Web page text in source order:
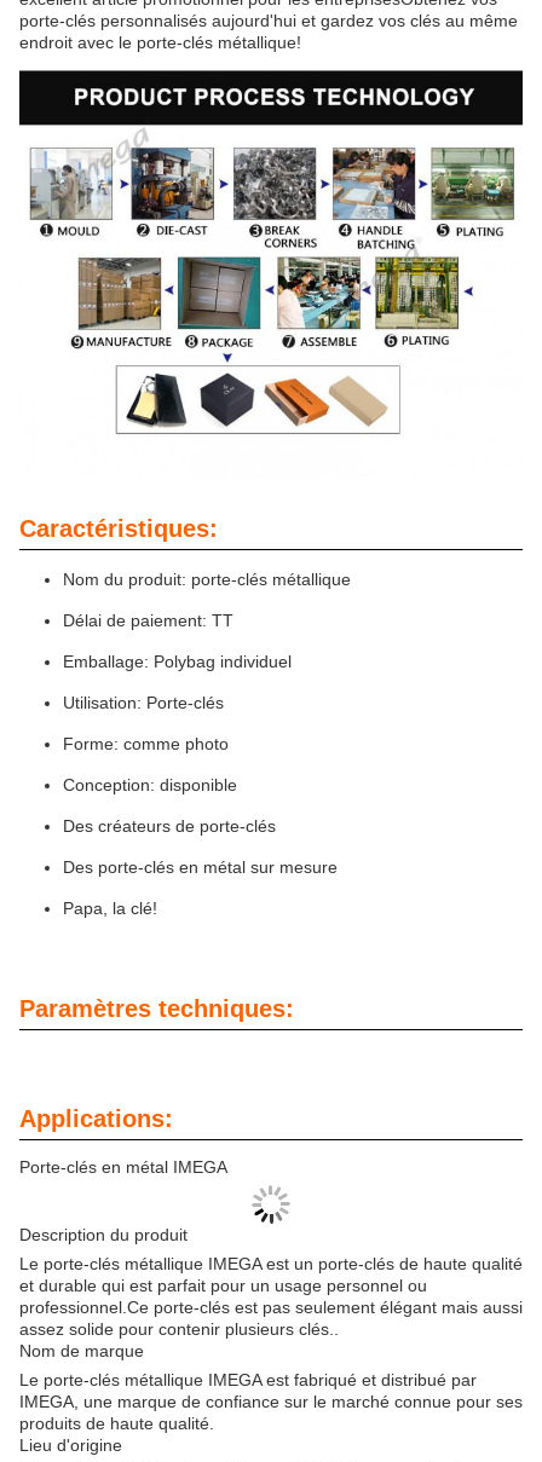
porte-clés personnalisés aujourd'hui et gardez vos clés au même
endroit avec le porte-clés métallique!
Caractéristiques:
Nom du produit: porte-clés métallique
Délai de paiement: TT
Emballage: Polybag individuel
Utilisation: Porte-clés
Forme: comme photo
Conception: disponible
Des créateurs de porte-clés
Des porte-clés en métal sur mesure
Papa, la clé!
Paramètres techniques:
Applications:
Porte-clés en métal IMEGA
Description du produit
Le porte-clés métallique IMEGA est un porte-clés de haute qualité
et durable qui est parfait pour un usage personnel ou
professionnel.Ce porte-clés est pas seulement élégant mais aussi
assez solide pour contenir plusieurs clés..
Nom de marque
Le porte-clés métallique IMEGA est fabriqué et distribué par
IMEGA, une marque de confiance sur le marché connue pour ses
produits de haute qualité.
Lieu d'origine